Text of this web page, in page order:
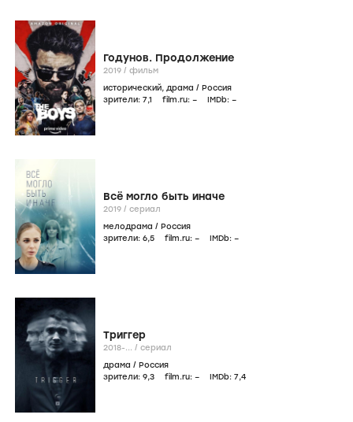
Годунов. Продолжение
2019 / фильм
исторический, драма / Россия
зрители: 7,1 film.ru: – IMDb: –
Всё могло быть иначе
2019 / сериал
мелодрама / Россия
зрители: 6,5 film.ru: – IMDb: –
Триггер
2018-... / сериал
драма / Россия
зрители: 9,3 film.ru: – IMDb: 7,4